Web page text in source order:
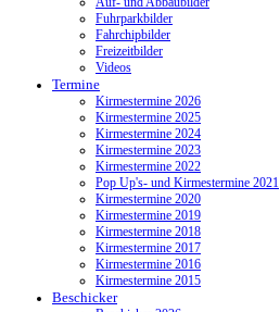
Fuhrparkbilder
Fahrchipbilder
Freizeitbilder
Videos
Termine
Kirmestermine 2026
Kirmestermine 2025
Kirmestermine 2024
Kirmestermine 2023
Kirmestermine 2022
Pop Up's- und Kirmestermine 2021
Kirmestermine 2020
Kirmestermine 2019
Kirmestermine 2018
Kirmestermine 2017
Kirmestermine 2016
Kirmestermine 2015
Beschicker